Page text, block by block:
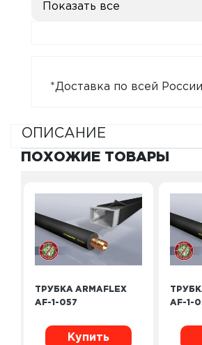
Показать все
*Доставка по всей
ОПИСАНИЕ
ПОХОЖИЕ ТОВАРЫ
ТРУБКА ARMAFLEX
AF-1-057
Купить
AF-1-